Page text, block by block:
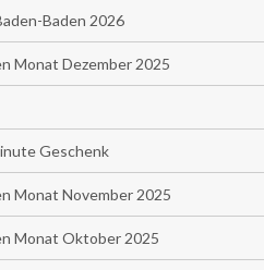
Baden 2026
Monat Dezember 2025
Geschenk
Monat November 2025
Monat Oktober 2025